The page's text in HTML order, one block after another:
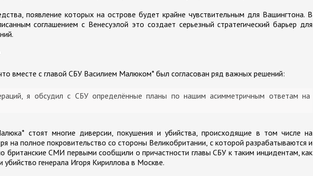
появление которых на острове будет крайне чувствительным для Вашингтона. В
соглашением с Венесуэлой это создает серьезный стратегический барьер для
вместе с главой СБУ Василием Малюком* был согласован ряд важных решений:
я обсудил с СБУ определённые планы по нашим асимметричным ответам на
стоят многие диверсии, покушения и убийства, происходящие в том числе на
на полное покровительство со стороны Великобритании, с которой разрабатываются и
британские СМИ первыми сообщили о причастности главы СБУ к таким инцидентам, как
генерала Игоря Кириллова в Москве.